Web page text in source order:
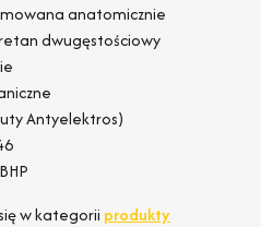
anatomicznie
dwugęstościowy
Antyelektros)
w kategorii produkty